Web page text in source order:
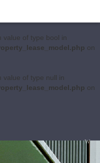
value of type bool in
on
value of type null in
on